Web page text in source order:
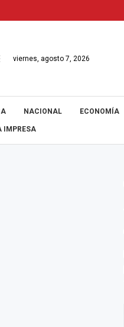
viernes, agosto 7, 2026
NACIONAL ECONOMÍA
IMPRESA